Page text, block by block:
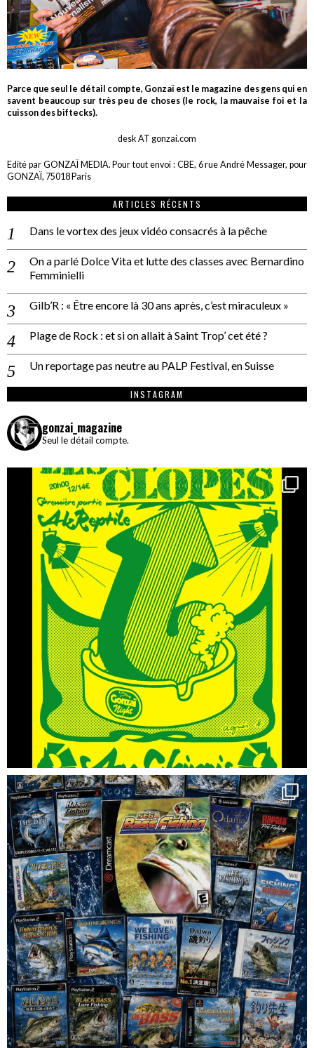
Parce que seul le détail compte, Gonzaï est le magazine des gens qui en
savent beaucoup sur très peu de choses (le rock, la mauvaise foi et la
cuisson des biftecks).
desk AT gonzai.com
Edité par GONZAÏ MEDIA. Pour tout envoi : CBE, 6 rue André Messager, pour
GONZAÏ, 75018 Paris
ARTICLES RÉCENTS
Dans le vortex des jeux vidéo consacrés à la pêche
On a parlé Dolce Vita et lutte des classes avec Bernardino
Femminielli
Gilb’R : « Être encore là 30 ans après, c’est miraculeux »
Plage de Rock : et si on allait à Saint Trop’ cet été ?
Un reportage pas neutre au PALP Festival, en Suisse
INSTAGRAM
gonzai_magazine
Seul le détail compte.